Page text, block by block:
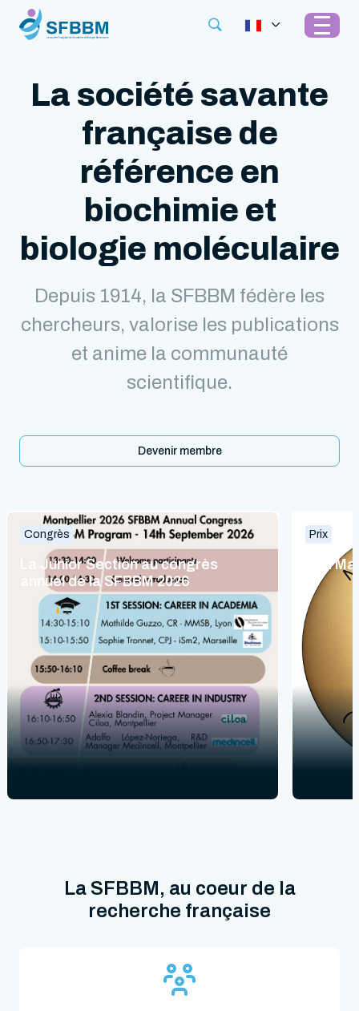
La société savante
française de
référence en
biochimie et
biologie moléculaire
Depuis 1914, la SFBBM fédère les
chercheurs, valorise les publications
et anime la communauté
scientifique.
Devenir membre
Congrès
La Junior Section au congrès
annuel de la SFBBM 2026
Prix
Prix
La SFBBM, au coeur de la
recherche française